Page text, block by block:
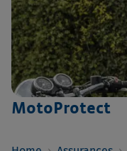
MotoProtect